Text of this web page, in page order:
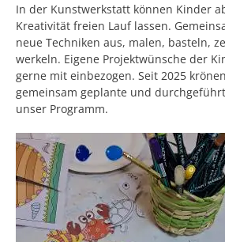
In der Kunstwerkstatt können Kinder
Kreativität freien Lauf lassen.
neue Techniken aus, malen, basteln,
werkeln. Eigene Projektwünsche der
gerne mit einbezogen. Seit 2025
gemeinsam geplante und
unser Programm.